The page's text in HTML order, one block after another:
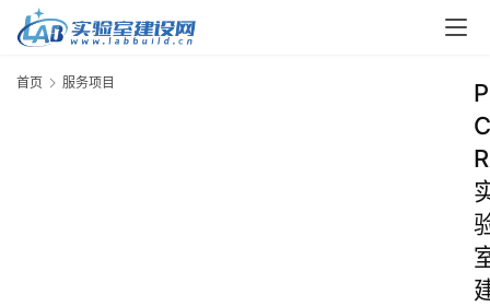
首页 服务项目
P
C
R